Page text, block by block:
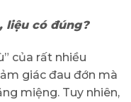
liệu có đúng?
của rất nhiều
giác đau đớn mà
miệng. Tuy nhiên,